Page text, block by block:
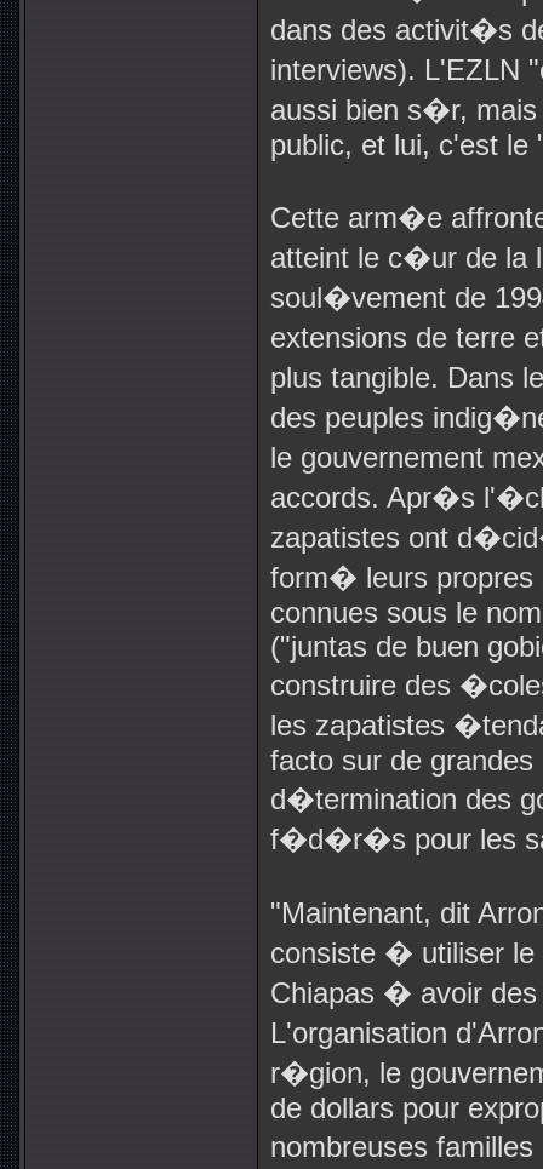
dans des activit�s
interviews). L'EZLN
aussi bien s�r,
public, et lui, c'est le
Cette arm�e
atteint le c�ur de la
soul�vement de
extensions de terre
plus tangible. Dans
des peuples
le gouvernement
accords. Apr�s
zapatistes ont
form� leurs propres
connues sous le
("juntas de buen
construire des
les zapatistes
facto sur de
d�termination des
f�d�r�s pour les
"Maintenant, dit
consiste � utiliser
Chiapas � avoir des
L'organisation
r�gion, le
de dollars pour
nombreuses